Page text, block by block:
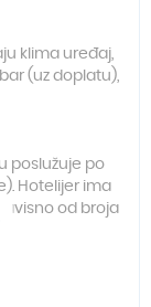
klima uređaj,
(uz doplatu),
poslužuje po
Hotelijer ima
od broja